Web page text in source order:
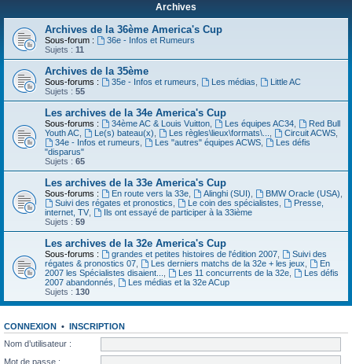
Archives
Archives de la 36ème America's Cup
Sous-forum :
36e - Infos et Rumeurs
Sujets : 11
Archives de la 35ème
Sous-forums : 35e - Infos et rumeurs, Les médias,
Little AC
Sujets : 55
Les archives de la 34e America's Cup
Sous-forums : 34ème AC & Louis Vuitton, Les équipes AC34,
Red Bull
Youth AC, Le(s) bateau(x), Les règles\lieux\formats\..., Circuit ACWS,
34e - Infos et rumeurs, Les "autres" équipes ACWS,
Les défis
"disparus"
Sujets : 65
Les archives de la 33e America's Cup
Sous-forums : En route vers la 33e, Alinghi (SUI), BMW Oracle (USA),
Suivi des régates et pronostics, Le coin des spécialistes,
Presse,
internet, TV,
Ils ont essayé de participer à la 33ième
Sujets : 59
Les archives de la 32e America's Cup
Sous-forums : grandes et petites histoires de l'édition 2007,
Suivi des
régates & pronostics 07, Les derniers matchs de la 32e + les jeux,
En
2007 les Spécialistes disaient..., Les 11 concurrents de la 32e,
Les défis
2007 abandonnés,
Les médias et la 32e ACup
Sujets : 130
CONNEXION •
INSCRIPTION
Nom d’utilisateur :
Mot de passe :